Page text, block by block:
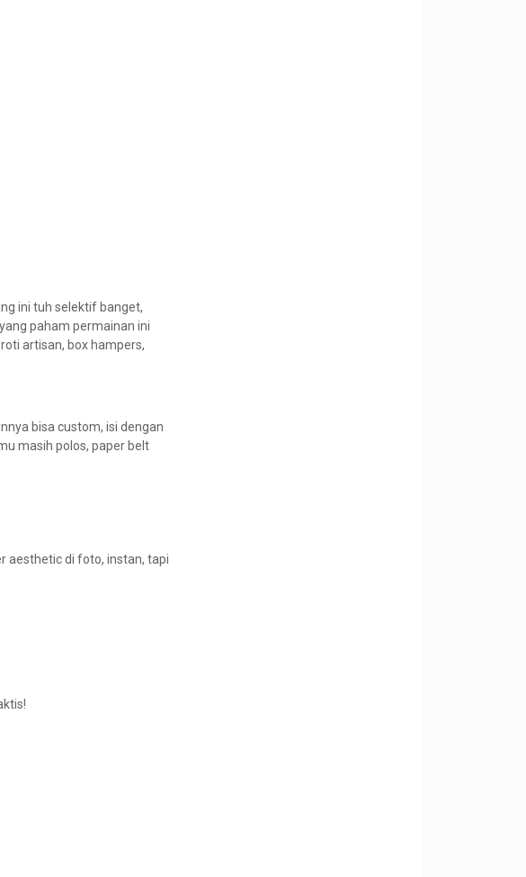
ini tuh selektif banget,
paham permainan ini
artisan, box hampers,
bisa custom, isi dengan
masih polos, paper belt
aesthetic di foto, instan, tapi